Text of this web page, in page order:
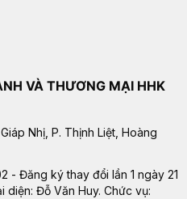
VÀ THƯƠNG MẠI HHK
Nhị, P. Thịnh Liệt, Hoàng
- Đăng ký thay đổi lần 1 ngày 21
diện: Đỗ Văn Huy. Chức vụ: